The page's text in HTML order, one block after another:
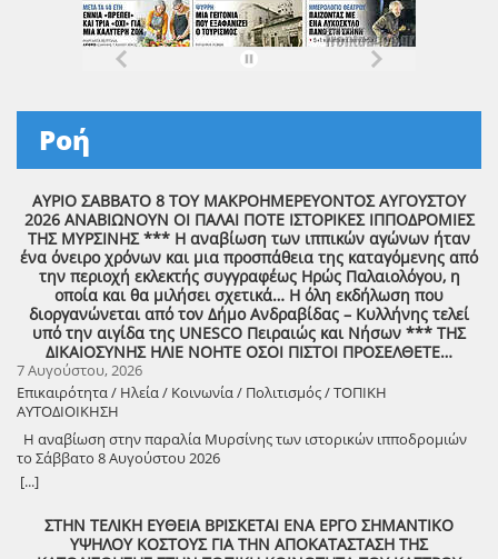
Ροή
ΑΥΡΙΟ ΣΑΒΒΑΤΟ 8 ΤΟΥ ΜΑΚΡΟΗΜΕΡΕΥΟΝΤΟΣ ΑΥΓΟΥΣΤΟΥ
2026 ΑΝΑΒΙΩΝΟΥΝ ΟΙ ΠΑΛΑΙ ΠΟΤΕ ΙΣΤΟΡΙΚΕΣ ΙΠΠΟΔΡΟΜΙΕΣ
ΤΗΣ ΜΥΡΣΙΝΗΣ *** Η αναβίωση των ιππικών αγώνων ήταν
ένα όνειρο χρόνων και μια προσπάθεια της καταγόμενης από
την περιοχή εκλεκτής συγγραφέως Ηρώς Παλαιολόγου, η
οποία και θα μιλήσει σχετικά… Η όλη εκδήλωση που
διοργανώνεται από τον Δήμο Ανδραβίδας – Κυλλήνης τελεί
υπό την αιγίδα της UNESCO Πειραιώς και Νήσων *** ΤΗΣ
ΔΙΚΑΙΟΣΥΝΗΣ ΗΛΙΕ ΝΟΗΤΕ ΟΣΟΙ ΠΙΣΤΟΙ ΠΡΟΣΕΛΘΕΤΕ…
7 Αυγούστου, 2026
Επικαιρότητα / Ηλεία / Κοινωνία / Πολιτισμός / ΤΟΠΙΚΗ
ΑΥΤΟΔΙΟΙΚΗΣΗ
Η αναβίωση στην παραλία Μυρσίνης των ιστορικών ιπποδρομιών
το Σάββατο 8 Αυγούστου 2026
[...]
ΣΤΗΝ ΤΕΛΙΚΗ ΕΥΘΕΙΑ ΒΡΙΣΚΕΤΑΙ ΕΝΑ ΕΡΓΟ ΣΗΜΑΝΤΙΚΟ
ΥΨΗΛΟΥ ΚΟΣΤΟΥΣ ΓΙΑ ΤΗΝ ΑΠΟΚΑΤΑΣΤΑΣΗ ΤΗΣ